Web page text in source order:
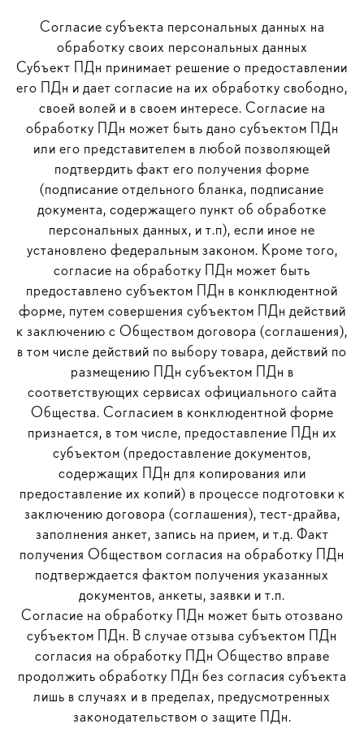
Согласие субъекта персональных данных на
обработку своих персональных данных
Субъект ПДн принимает решение о предоставлении
его ПДн и дает согласие на их обработку свободно,
своей волей и в своем интересе. Согласие на
обработку ПДн может быть дано субъектом ПДн
или его представителем в любой позволяющей
подтвердить факт его получения форме
(подписание отдельного бланка, подписание
документа, содержащего пункт об обработке
персональных данных, и т.п), если иное не
установлено федеральным законом. Кроме того,
согласие на обработку ПДн может быть
предоставлено субъектом ПДн в конклюдентной
форме, путем совершения субъектом ПДн действий
к заключению с Обществом договора (соглашения),
в том числе действий по выбору товара, действий по
размещению ПДн субъектом ПДн в
соответствующих сервисах официального сайта
Общества. Согласием в конклюдентной форме
признается, в том числе, предоставление ПДн их
субъектом (предоставление документов,
содержащих ПДн для копирования или
предоставление их копий) в процессе подготовки к
заключению договора (соглашения), тест-драйва,
заполнения анкет, запись на прием, и т.д. Факт
получения Обществом согласия на обработку ПДн
подтверждается фактом получения указанных
документов, анкеты, заявки и т.п.
Согласие на обработку ПДн может быть отозвано
субъектом ПДн. В случае отзыва субъектом ПДн
согласия на обработку ПДн Общество вправе
продолжить обработку ПДн без согласия субъекта
лишь в случаях и в пределах, предусмотренных
законодательством о защите ПДн.